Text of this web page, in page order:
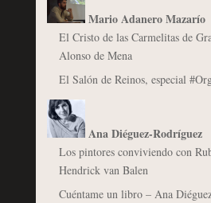
Mario Adanero Mazarío
El Cristo de las Carmelitas de
Alonso de Mena
El Salón de Reinos, especial
Ana Diéguez-Rodríguez
Los pintores conviviendo con
Hendrick van Balen
Cuéntame un libro – Ana